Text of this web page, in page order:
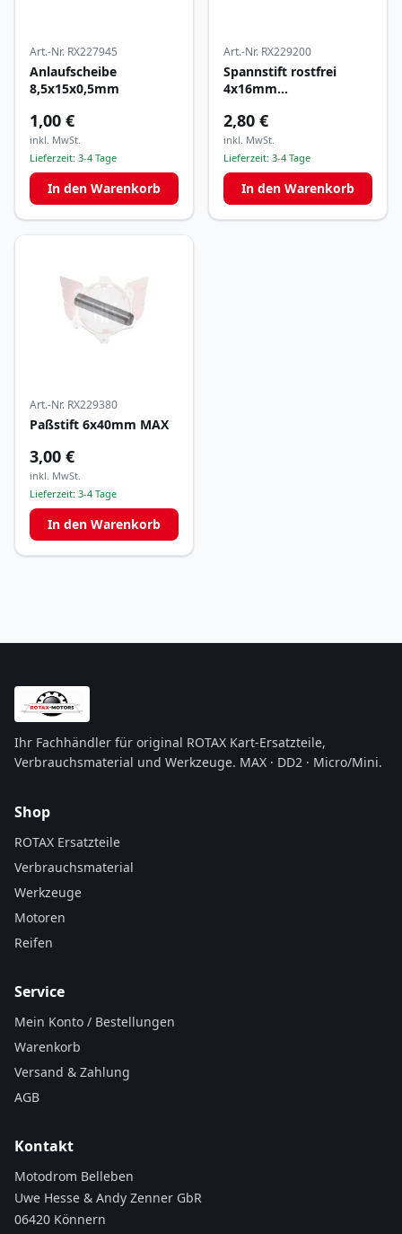
Art.-Nr. RX227945
Anlaufscheibe
8,5x15x0,5mm
1,00 €
inkl. MwSt.
Lieferzeit: 3-4 Tage
In den Warenkorb
Art.-Nr. RX229200
Spannstift rostfrei
4x16mm
2,80 €
inkl. MwSt.
Lieferzeit: 3-4 Tage
In den Warenkorb
Art.-Nr. RX229380
Paßstift 6x40mm MAX
3,00 €
inkl. MwSt.
Lieferzeit: 3-4 Tage
In den Warenkorb
Ihr Fachhändler für original ROTAX Kart-Ersatzteile,
Verbrauchsmaterial und Werkzeuge. MAX · DD2 · Micro/Mini.
Shop
ROTAX Ersatzteile
Verbrauchsmaterial
Werkzeuge
Motoren
Reifen
Service
Mein Konto / Bestellungen
Warenkorb
Versand & Zahlung
AGB
Kontakt
Motodrom Belleben
Uwe Hesse & Andy Zenner GbR
06420 Könnern